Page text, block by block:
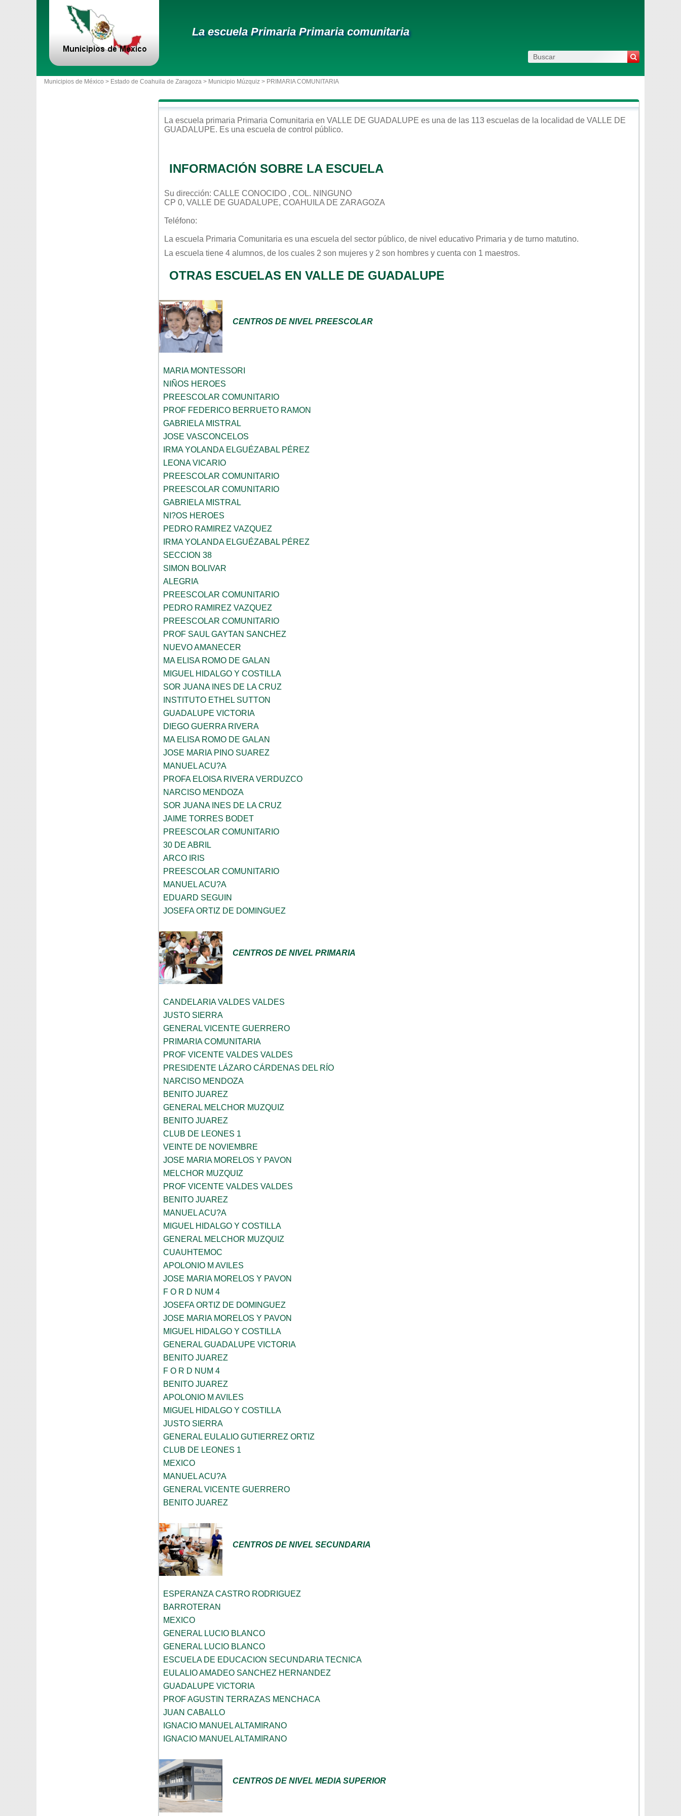
La escuela Primaria Primaria comunitaria
Municipios de México > Estado de Coahuila de Zaragoza > Municipio Múzquiz > PRIMARIA COMUNITARIA
La escuela primaria Primaria Comunitaria en VALLE DE GUADALUPE es una de las 113 escuelas de la localidad de VALLE DE
GUADALUPE. Es una escuela de control público.
INFORMACIÓN SOBRE LA ESCUELA
Su dirección: CALLE CONOCIDO , COL. NINGUNO
CP 0, VALLE DE GUADALUPE, COAHUILA DE ZARAGOZA
Teléfono:
La escuela Primaria Comunitaria es una escuela del sector público, de nivel educativo Primaria y de turno matutino.
La escuela tiene 4 alumnos, de los cuales 2 son mujeres y 2 son hombres y cuenta con 1 maestros.
OTRAS ESCUELAS EN VALLE DE GUADALUPE
CENTROS DE NIVEL PREESCOLAR
MARIA MONTESSORI
NIÑOS HEROES
PREESCOLAR COMUNITARIO
PROF FEDERICO BERRUETO RAMON
GABRIELA MISTRAL
JOSE VASCONCELOS
IRMA YOLANDA ELGUÉZABAL PÉREZ
LEONA VICARIO
PREESCOLAR COMUNITARIO
PREESCOLAR COMUNITARIO
GABRIELA MISTRAL
NI?OS HEROES
PEDRO RAMIREZ VAZQUEZ
IRMA YOLANDA ELGUÉZABAL PÉREZ
SECCION 38
SIMON BOLIVAR
ALEGRIA
PREESCOLAR COMUNITARIO
PEDRO RAMIREZ VAZQUEZ
PREESCOLAR COMUNITARIO
PROF SAUL GAYTAN SANCHEZ
NUEVO AMANECER
MA ELISA ROMO DE GALAN
MIGUEL HIDALGO Y COSTILLA
SOR JUANA INES DE LA CRUZ
INSTITUTO ETHEL SUTTON
GUADALUPE VICTORIA
DIEGO GUERRA RIVERA
MA ELISA ROMO DE GALAN
JOSE MARIA PINO SUAREZ
MANUEL ACU?A
PROFA ELOISA RIVERA VERDUZCO
NARCISO MENDOZA
SOR JUANA INES DE LA CRUZ
JAIME TORRES BODET
PREESCOLAR COMUNITARIO
30 DE ABRIL
ARCO IRIS
PREESCOLAR COMUNITARIO
MANUEL ACU?A
EDUARD SEGUIN
JOSEFA ORTIZ DE DOMINGUEZ
CENTROS DE NIVEL PRIMARIA
CANDELARIA VALDES VALDES
JUSTO SIERRA
GENERAL VICENTE GUERRERO
PRIMARIA COMUNITARIA
PROF VICENTE VALDES VALDES
PRESIDENTE LÁZARO CÁRDENAS DEL RÍO
NARCISO MENDOZA
BENITO JUAREZ
GENERAL MELCHOR MUZQUIZ
BENITO JUAREZ
CLUB DE LEONES 1
VEINTE DE NOVIEMBRE
JOSE MARIA MORELOS Y PAVON
MELCHOR MUZQUIZ
PROF VICENTE VALDES VALDES
BENITO JUAREZ
MANUEL ACU?A
MIGUEL HIDALGO Y COSTILLA
GENERAL MELCHOR MUZQUIZ
CUAUHTEMOC
APOLONIO M AVILES
JOSE MARIA MORELOS Y PAVON
F O R D NUM 4
JOSEFA ORTIZ DE DOMINGUEZ
JOSE MARIA MORELOS Y PAVON
MIGUEL HIDALGO Y COSTILLA
GENERAL GUADALUPE VICTORIA
BENITO JUAREZ
F O R D NUM 4
BENITO JUAREZ
APOLONIO M AVILES
MIGUEL HIDALGO Y COSTILLA
JUSTO SIERRA
GENERAL EULALIO GUTIERREZ ORTIZ
CLUB DE LEONES 1
MEXICO
MANUEL ACU?A
GENERAL VICENTE GUERRERO
BENITO JUAREZ
CENTROS DE NIVEL SECUNDARIA
ESPERANZA CASTRO RODRIGUEZ
BARROTERAN
MEXICO
GENERAL LUCIO BLANCO
GENERAL LUCIO BLANCO
ESCUELA DE EDUCACION SECUNDARIA TECNICA
EULALIO AMADEO SANCHEZ HERNANDEZ
GUADALUPE VICTORIA
PROF AGUSTIN TERRAZAS MENCHACA
JUAN CABALLO
IGNACIO MANUEL ALTAMIRANO
IGNACIO MANUEL ALTAMIRANO
CENTROS DE NIVEL MEDIA SUPERIOR